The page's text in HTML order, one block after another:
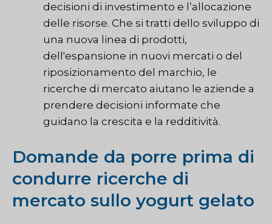
decisioni di investimento e l’allocazione
delle risorse. Che si tratti dello sviluppo di
una nuova linea di prodotti,
dell'espansione in nuovi mercati o del
riposizionamento del marchio, le
ricerche di mercato aiutano le aziende a
prendere decisioni informate che
guidano la crescita e la redditività.
Domande da porre prima di
condurre ricerche di
mercato sullo yogurt gelato